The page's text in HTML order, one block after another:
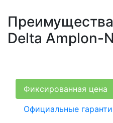
Delta Amplon-
Фиксированная цена
Официальные